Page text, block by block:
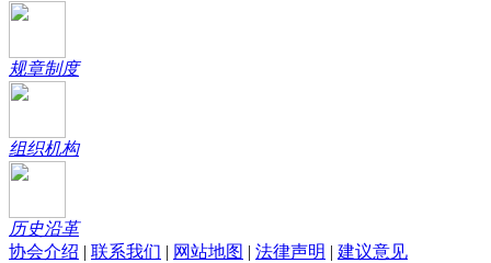
规章制度
组织机构
历史沿革
协会介绍
联系我们 网站地图 法律声明 建议意见